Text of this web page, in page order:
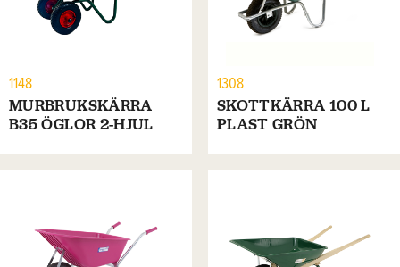
1148
MURBRUKSKÄRRA
B35 ÖGLOR 2-HJUL
1308
SKOTTKÄRRA 100 L
PLAST GRÖN